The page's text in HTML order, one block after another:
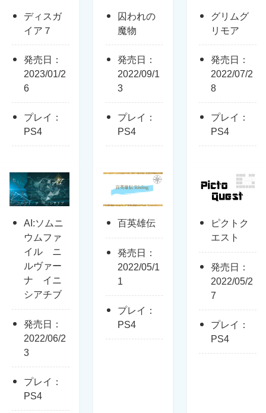
ディスガ
イア７
発売日：
2023/01/2
6
プレイ：
PS4
囚われの
魔物
発売日：
2022/09/1
3
プレイ：
PS4
グリムグ
リモア
発売日：
2022/07/2
8
プレイ：
PS4
AI:ソムニ
ウムファ
イル ニ
ルヴァー
ナ イニ
シアチブ
発売日：
2022/06/2
3
プレイ：
PS4
百英雄伝
発売日：
2022/05/1
1
プレイ：
PS4
ピクトク
エスト
発売日：
2022/05/2
7
プレイ：
PS4